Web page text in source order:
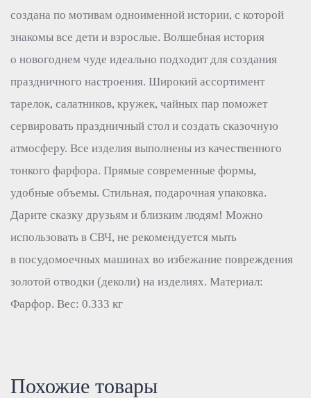
создана по мотивам одноименной истории, с которой
знакомы все дети и взрослые. Волшебная история
о новогоднем чуде идеально подходит для создания
праздничного настроения. Широкий ассортимент
тарелок, салатников, кружек, чайных пар поможет
сервировать праздничный стол и создать сказочную
атмосферу. Все изделия выполнены из качественного
тонкого фарфора. Прямые современные формы,
удобные объемы. Стильная, подарочная упаковка.
Дарите сказку друзьям и близким людям! Можно
использовать в СВЧ, не рекомендуется мыть
в посудомоечных машинах во избежание повреждения
золотой отводки (деколи) на изделиях. Материал:
Фарфор. Вес: 0.333 кг
Похожие товары